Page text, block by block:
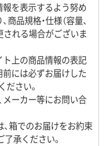
報を表示するよう努め
品規格・仕様（容量、
される場合がございま
ト上の商品情報の表記
前には必ずお届けした
さい。
メーカー等にお問い合
、箱でのお届けをお約束
承ください。